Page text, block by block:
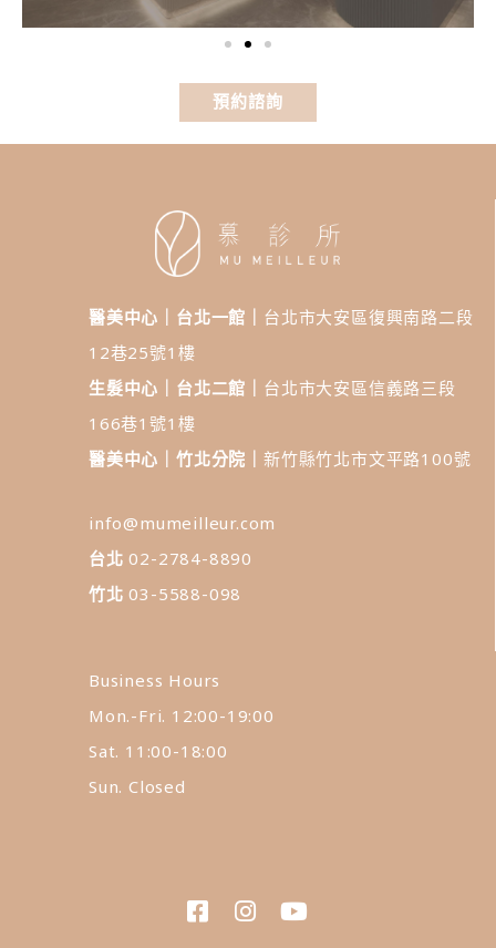
預約諮詢
醫美中心｜台北一館｜ 台北市大安區復興南路二段
12巷25號1樓
生髮中心｜台北二館｜ 台北市大安區信義路三段
166巷1號1樓
醫美中心｜竹北分院｜ 新竹縣竹北市文平路100號
info@mumeilleur.com
台北 02-2784-8890
竹北03-5588-098
Business Hours
Mon.-Fri. 12:00-19:00
Sat. 11:00-18:00
Sun. Closed